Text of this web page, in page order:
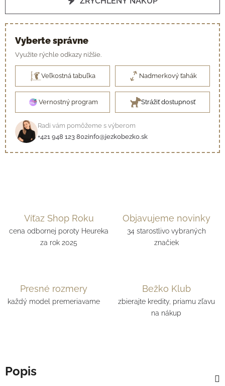
Vyberte správne
Využite rýchle odkazy nižšie.
Veľkostná tabuľka Nadmerkový ťahák
Vernostný program Strážiť dostupnosť
Radi vám pomôžeme s výberom
+421 948 123 802info@jezkobezko.sk
Víťaz Shop Roku
cena odbornej poroty Heureka
za rok 2025
Objavujeme novinky
34 starostlivo vybraných
značiek
Presné rozmery
každý model premeriavame
Bežko Klub
zbierajte kredity, priamu zľavu
na nákup
Popis